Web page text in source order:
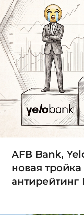
AFB Bank,
новая тройка